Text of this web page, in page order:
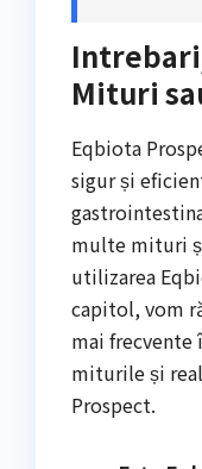
Mituri
Eqbiota
sigur și
multe mituri
utilizarea
capitol, vom
mai
miturile și
Prospect.